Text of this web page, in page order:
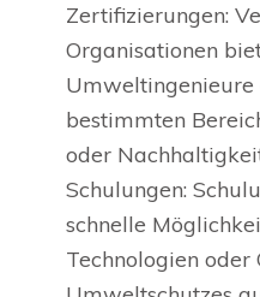
Zertifizierungen:
Organisationen
Umweltingenieure
bestimmten
oder
Schulungen:
schnelle
Technologien oder